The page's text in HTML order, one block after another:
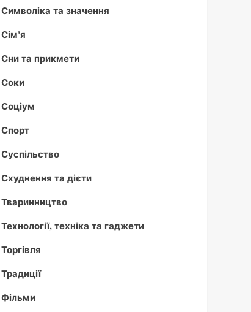
Символіка та значення
Сім'я
Сни та прикмети
Соки
Соціум
Спорт
Суспільство
Схуднення та дієти
Тваринництво
Технології, техніка та гаджети
Торгівля
Традиції
Фільми